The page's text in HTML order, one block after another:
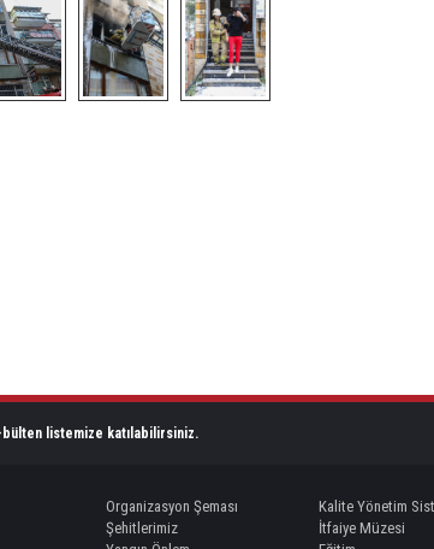
listemize katılabilirsiniz.
Organizasyon Şeması
Kalite Yönetim
Şehitlerimiz
İtfaiye Müzesi